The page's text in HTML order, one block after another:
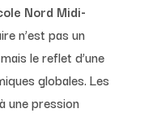
Nord Midi-
n’est pas un
le reflet d’une
globales. Les
une pression